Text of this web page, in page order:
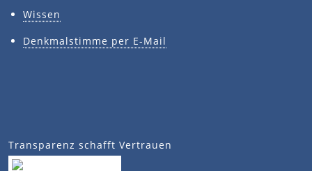
Wissen
Denkmalstimme per E-Mail
Transparenz schafft Vertrauen